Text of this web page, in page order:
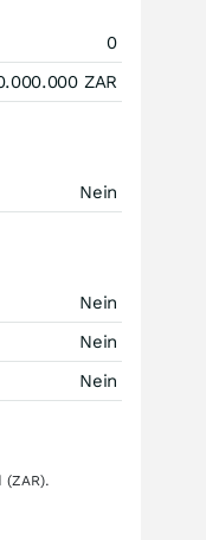
0
ZAR
Nein
Nein
Nein
Nein
(ZAR).